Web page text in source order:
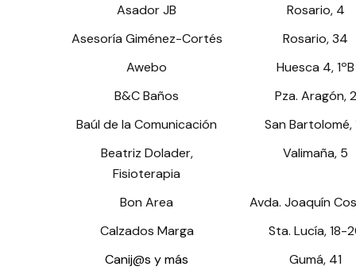
Asador JB
Rosario, 4
Asesoría Giménez-Cortés
Rosario, 34
Awebo
Huesca 4, 1ºB
B&C Baños
Pza. Aragón, 2
Baúl de la Comunicación
San Bartolomé,
Beatriz Dolader,
Fisioterapia
Valimaña, 5
Bon Area
Avda. Joaquín
Calzados Marga
Sta. Lucía, 18-
Canij@s y más
Gumá, 41